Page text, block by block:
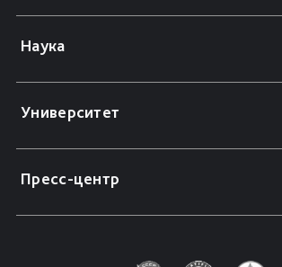
Наука
Университет
Пресс-центр